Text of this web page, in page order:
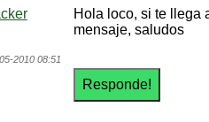
2010 08:51
Hola loco, si te llega
mensaje, saludos